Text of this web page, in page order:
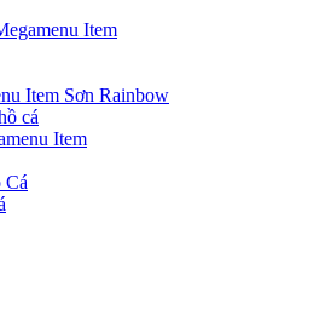
Item
Item Sơn Rainbow
cá
Item
Cá